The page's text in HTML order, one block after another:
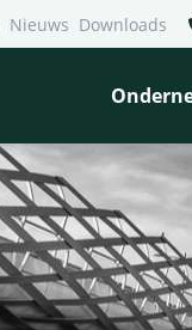
Nieuws Downloads